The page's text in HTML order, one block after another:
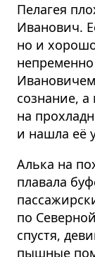
Пелагея
Иванович.
но и
сознание, а
на
и нашла её
Алька на
плавала
по
спустя,
пышные